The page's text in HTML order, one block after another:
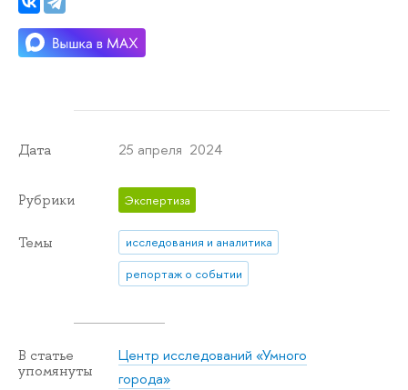
Дата 25 апреля 2024
Рубрики Экспертиза
Темы
исследования и аналитика
репортаж о событии
В статье
упомянуты
Центр исследований «Умного
города»